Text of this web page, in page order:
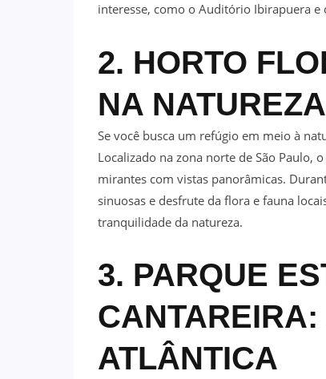
interesse, como o Auditório Ibirapuera e
2. HORTO
NA NATUREZA
Se você busca um refúgio em meio à
Localizado na zona norte de São Paulo,
mirantes com vistas panorâmicas.
sinuosas e desfrute da flora e fauna
tranquilidade da natureza.
3. PARQUE
ATLÂNTICA